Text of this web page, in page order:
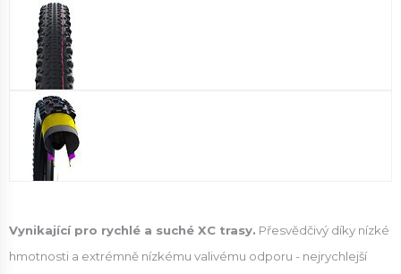
Vynikající pro rychlé a suché XC trasy. Přesvědčivý díky nízké
hmotnosti a extrémně nízkému valivému odporu - nejrychlejší